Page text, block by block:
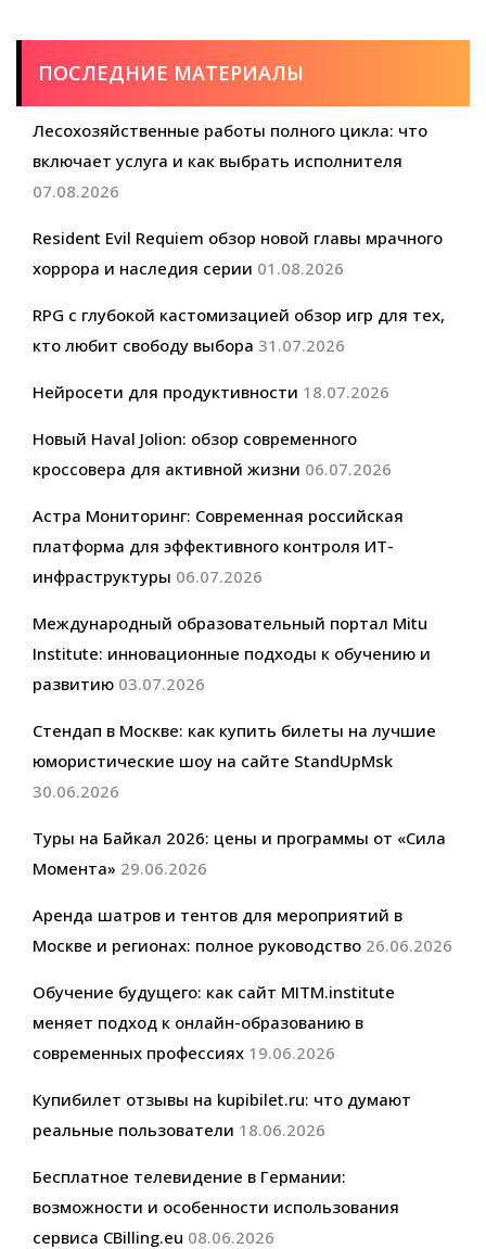
ПОСЛЕДНИЕ МАТЕРИАЛЫ
Лесохозяйственные работы полного цикла: что
включает услуга и как выбрать исполнителя
07.08.2026
Resident Evil Requiem обзор новой главы мрачного
хоррора и наследия серии 01.08.2026
RPG с глубокой кастомизацией обзор игр для тех,
кто любит свободу выбора 31.07.2026
Нейросети для продуктивности 18.07.2026
Новый Haval Jolion: обзор современного
кроссовера для активной жизни 06.07.2026
Астра Мониторинг: Современная российская
платформа для эффективного контроля ИТ-
инфраструктуры 06.07.2026
Международный образовательный портал Mitu
Institute: инновационные подходы к обучению и
развитию 03.07.2026
Стендап в Москве: как купить билеты на лучшие
юмористические шоу на сайте StandUpMsk
30.06.2026
Туры на Байкал 2026: цены и программы от «Сила
Момента» 29.06.2026
Аренда шатров и тентов для мероприятий в
Москве и регионах: полное руководство 26.06.2026
Обучение будущего: как сайт MITM.institute
меняет подход к онлайн-образованию в
современных профессиях 19.06.2026
Купибилет отзывы на kupibilet.ru: что думают
реальные пользователи 18.06.2026
Бесплатное телевидение в Германии:
возможности и особенности использования
сервиса CBilling.eu 08.06.2026